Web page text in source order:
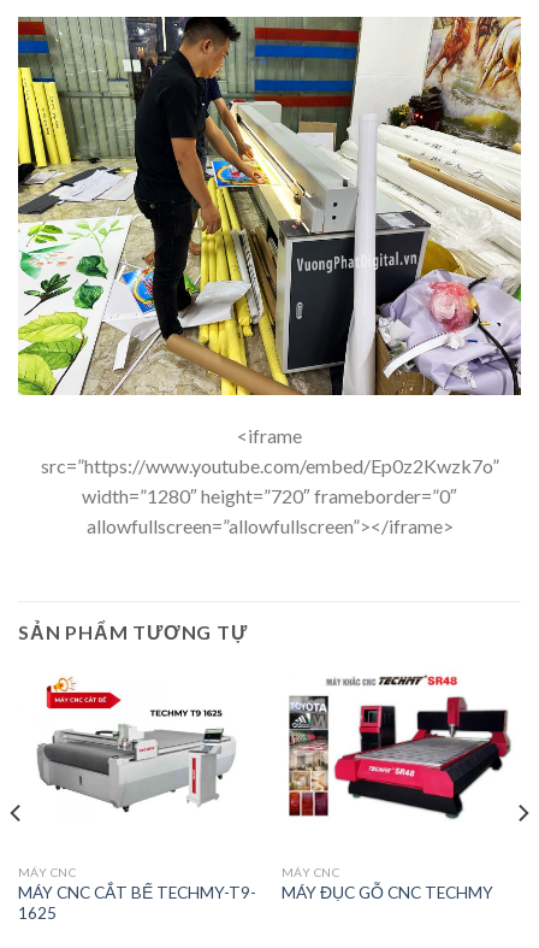
<iframe
src=”https://www.youtube.com/embed/Ep0z2Kwzk7o”
width=”1280″ height=”720″ frameborder=”0″
allowfullscreen=”allowfullscreen”></iframe>
SẢN PHẨM TƯƠNG TỰ
MÁY CNC
MÁY CNC CẮT BẾ TECHMY-T9-
1625
MÁY CNC
MÁY ĐỤC GỖ CNC TECHMY